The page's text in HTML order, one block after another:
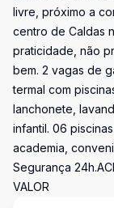
livre, próximo a
centro de Caldas
praticidade, não
bem. 2 vagas de
termal com
lanchonete,
infantil. 06
academia,
Segurança
VALOR